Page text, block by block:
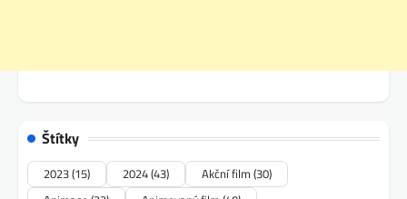
Štítky
2023(15) 2024(43) Akční film (30)